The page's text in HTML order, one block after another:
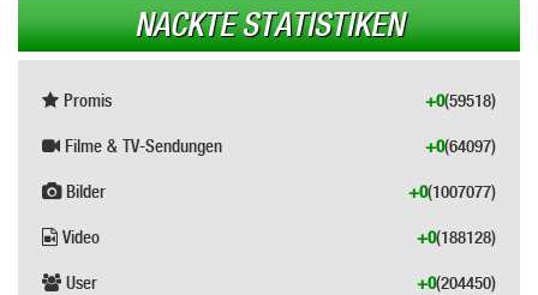
NACKTE STATISTIKEN
Promis (59518)
+0
Filme & TV-Sendungen (64097)
+0
Bilder (1007077)
+0
Video (188128)
+0
User (204450)
+0